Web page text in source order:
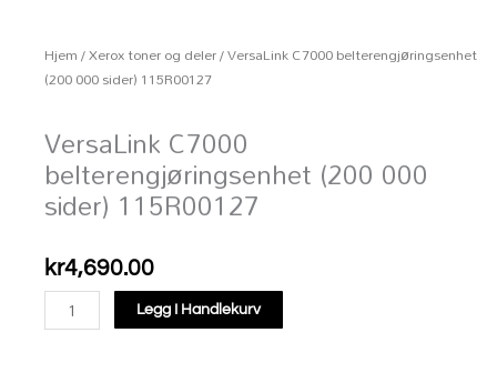
Hjem/Xerox toner og deler/ VersaLink C7000 belterengjøringsenhet
(200 000 sider) 115R00127
VersaLink C7000
belterengjøringsenhet (200 000
sider) 115R00127
kr4,690.00
VersaLink
C7000
Legg I Handlekurv